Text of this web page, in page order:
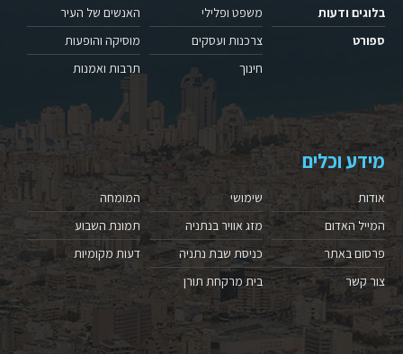
בלוגים ודעות
ספורט
משפט ופלילי
צרכנות ועסקים
חינוך
האנשים של העיר
מוסיקה והופעות
תרבות ואמנות
מידע וכלים
אודות
המייל האדום
פרסום באתר
צור קשר
שימושי
מזג אוויר בנתניה
כניסת שבת נתניה
בית מרקחת תורן
המומחה
תמונת השבוע
דעות מקומיות